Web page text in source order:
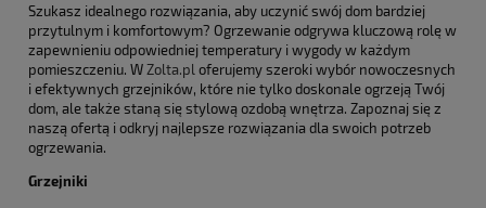
Szukasz idealnego rozwiązania, aby uczynić swój dom bardziej
przytulnym i komfortowym? Ogrzewanie odgrywa kluczową rolę w
zapewnieniu odpowiedniej temperatury i wygody w każdym
pomieszczeniu. WZolta.pl oferujemy szeroki wybór nowoczesnych
i efektywnych grzejników, które nie tylko doskonale ogrzeją Twój
dom, ale także staną się stylową ozdobą wnętrza. Zapoznaj się z
naszą ofertą i odkryj najlepsze rozwiązania dla swoich potrzeb
ogrzewania.
Grzejniki